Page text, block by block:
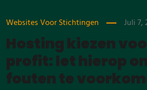
Websites Voor Stichtingen Juli 7,
Hosting kiezen
profit: let hierop
fouten te